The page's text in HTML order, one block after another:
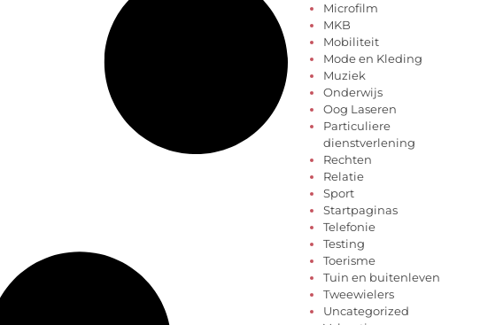
Microfilm
MKB
Mobiliteit
Mode en Kleding
Muziek
Onderwijs
Oog Laseren
Particuliere
dienstverlening
Rechten
Relatie
Sport
Startpaginas
Telefonie
Testing
Toerisme
Tuin en buitenleven
Tweewielers
Uncategorized